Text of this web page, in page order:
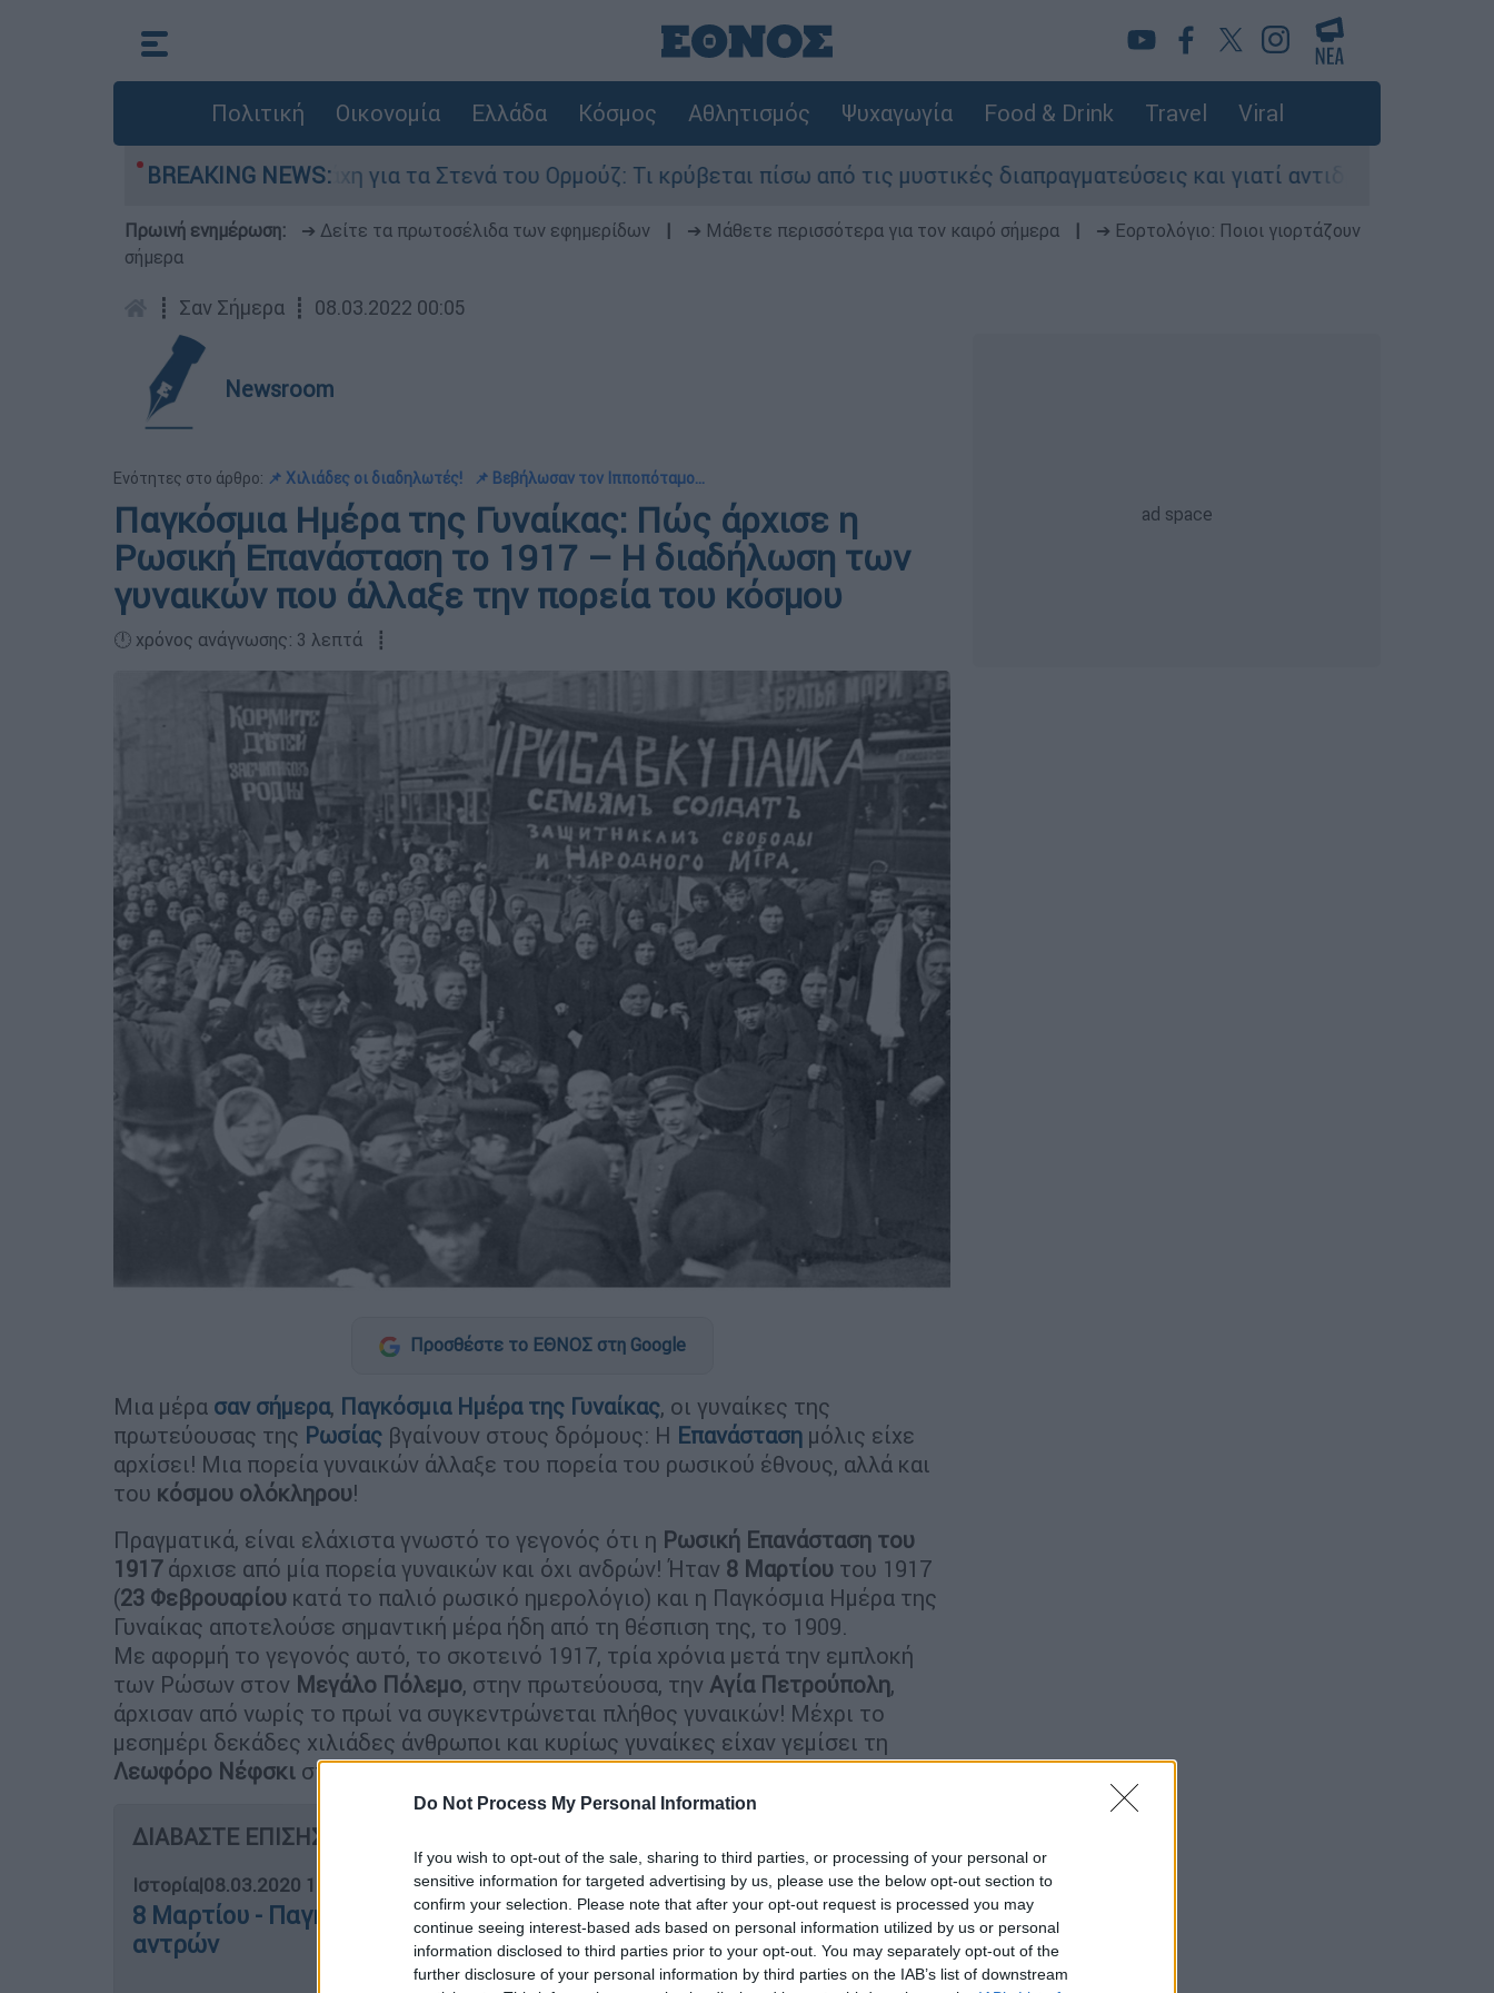
Do Not Process My Personal Information
If you wish to opt-out of the sale, sharing to third parties, or processing of your personal or
sensitive information for targeted advertising by us, please use the below opt-out section to
confirm your selection. Please note that after your opt-out request is processed you may
continue seeing interest-based ads based on personal information utilized by us or personal
information disclosed to third parties prior to your opt-out. You may separately opt-out of the
further disclosure of your personal information by third parties on the IAB’s list of downstream
Πολιτική Οικονομία Ελλάδα Κόσμος Αθλητισμός Ψυχαγωγία Food & Drink Travel Viral
BREAKING NEWS:
Η μάχη για τα Στενά του Ορμούζ: Τι κρύβεται πίσω από τις μυστικές διαπραγματεύσεις και γιατί αντιδρούν οι ΗΠΑ
Πρωινή ενημέρωση: ➔ Δείτε τα πρωτοσέλιδα των εφημερίδων ➔ Μάθετε περισσότερα για τον καιρό σήμερα
➔ Εορτολόγιο: Ποιοι γιορτάζουν
σήμερα
┋ Σαν Σήμερα ┋ 08.03.2022 00:05
Newsroom
Ενότητες στο άρθρο: 📌 Χιλιάδες οι διαδηλωτές! 📌 Βεβήλωσαν τον Ιπποπόταμο...
Παγκόσμια Ημέρα της Γυναίκας: Πώς άρχισε η
Ρωσική Επανάσταση το 1917 – Η διαδήλωση των
γυναικών που άλλαξε την πορεία του κόσμου
🕛 χρόνος ανάγνωσης: 3 λεπτά ┋
Προσθέστε το ΕΘΝΟΣ στη Google
Μια μέρα σαν σήμερα, Παγκόσμια Ημέρα της Γυναίκας, οι γυναίκες της
πρωτεύουσας της Ρωσίας βγαίνουν στους δρόμους: Η Επανάσταση μόλις είχε
αρχίσει! Μια πορεία γυναικών άλλαξε του πορεία του ρωσικού έθνους, αλλά και
του κόσμου ολόκληρου!
Πραγματικά, είναι ελάχιστα γνωστό το γεγονός ότι η Ρωσική Επανάσταση του
1917άρχισε από μία πορεία γυναικών και όχι ανδρών! Ήταν 8 Μαρτίου του 1917
(23 Φεβρουαρίου κατά το παλιό ρωσικό ημερολόγιο) και η Παγκόσμια Ημέρα της
Γυναίκας αποτελούσε σημαντική μέρα ήδη από τη θέσπιση της, το 1909.
Με αφορμή το γεγονός αυτό, το σκοτεινό 1917, τρία χρόνια μετά την εμπλοκή
των Ρώσων στον Μεγάλο Πόλεμο, στην πρωτεύουσα, την Αγία Πετρούπολη,
άρχισαν από νωρίς το πρωί να συγκεντρώνεται πλήθος γυναικών! Μέχρι το
μεσημέρι δεκάδες χιλιάδες άνθρωποι και κυρίως γυναίκες είχαν γεμίσει τη
Λεωφόρο Νέφσκι στο κέντρο της πόλης.
ΔΙΑΒΑΣΤΕ ΕΠΙΣΗΣ
Ιστορία|08.03.2020 10:11
8 Μαρτίου - Παγκόσμια Ημέρα της Γυναίκας: Μια γιορτή σε έναν κόσμο
αντρών